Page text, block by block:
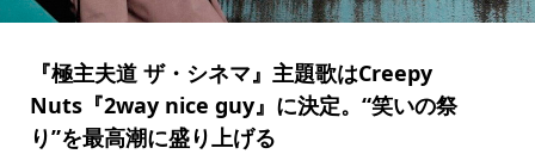
『極主夫道 ザ・シネマ』主題歌はCreepy
Nuts『2way nice guy』に決定。“笑いの祭
り”を最高潮に盛り上げる